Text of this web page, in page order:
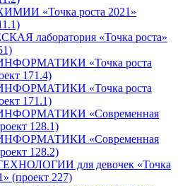
«Точка роста 2021»
лаборатория «Точка роста»
«Точка роста
171.4)
«Точка роста
171.1)
«Современная
128.1)
«Современная
128.2)
для девочек «Точка
(проект 227)